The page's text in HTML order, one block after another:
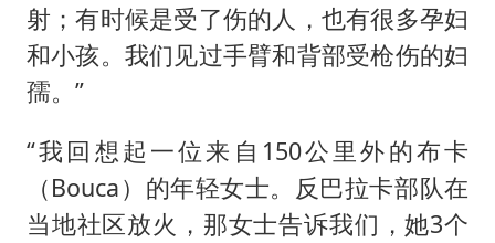
射；有时候是受了伤的人，也有很多孕妇
和小孩。我们见过手臂和背部受枪伤的妇
孺。”
“我回想起一位来自150公里外的布卡
（Bouca）的年轻女士。反巴拉卡部队在
当地社区放火，那女士告诉我们，她3个